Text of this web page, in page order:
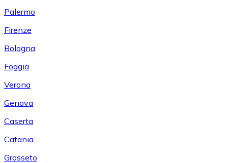
Palermo
Firenze
Bologna
Foggia
Verona
Genova
Caserta
Catania
Grosseto